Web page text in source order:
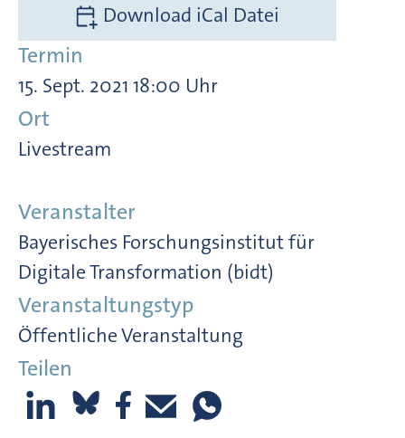
Download iCal Datei
Termin
15. Sept. 2021 18:00 Uhr
Ort
Livestream
Veranstalter
Bayerisches Forschungsinstitut für
Digitale Transformation (bidt)
Veranstaltungstyp
Öffentliche Veranstaltung
Teilen